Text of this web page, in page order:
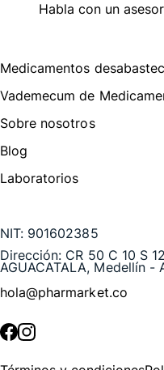
Habla con un asesor
Medicamentos
Vademecum de
Sobre nosotros
Blog
Laboratorios
NIT: 901602385
Dirección: CR 50 C 10 S
AGUACATALA, Medellín -
hola@pharmarket.co